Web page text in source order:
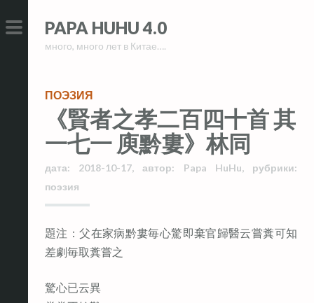
to
PRIMARY
to
PAPA HUHU 4.0
много, много лет в Китае….
ПОЭЗИЯ
《賢者之孝二百四十首 其
一七一 庾黔婁》林同
дата: 2018-10-17, автор: Papa HuHu,рубрики:
поэзия
題注：父在家病黔婁毎心驚即棄官歸醫云嘗糞可知
差劇毎取糞嘗之
驚心已云異